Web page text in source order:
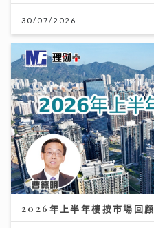
30/07/2026
2026年上半年樓按市場回顧